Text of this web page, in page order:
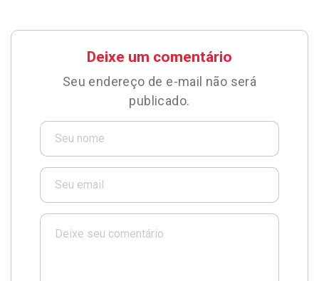
Deixe um comentário
Seu endereço de e-mail não será
publicado.